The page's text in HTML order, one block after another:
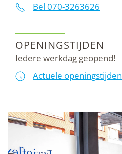
Bel 070-3263626
OPENINGSTIJDEN
Iedere werkdag geopend!
Actuele openingstijden